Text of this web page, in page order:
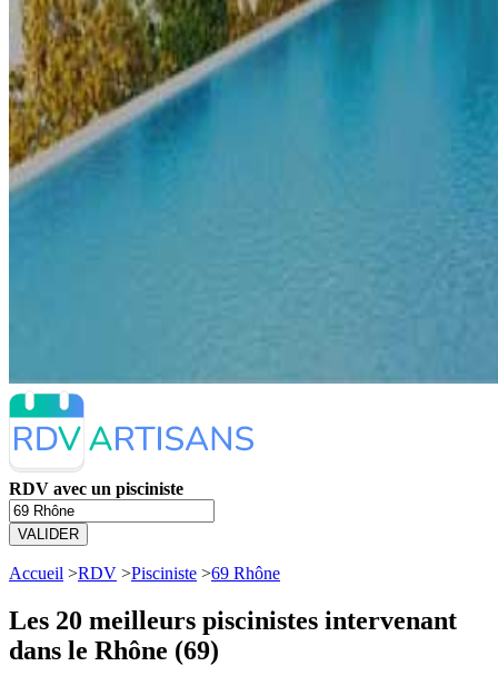
RDV avec un pisciniste
VALIDER
Accueil >RDV >Pisciniste >69 Rhône
Les 20 meilleurs piscinistes intervenant
dans le Rhône (69)